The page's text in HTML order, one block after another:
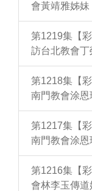
會黃靖雅姊妹
第1219集【
訪台北教會丁
第1218集【
南門教會涂恩
第1217集【
南門教會涂恩
第1216集【
會林李玉傳道